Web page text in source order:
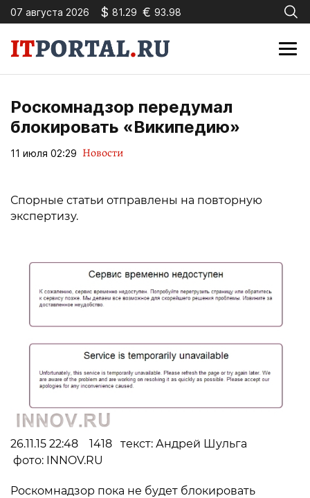
07 августа 2026 $ 81.29 € 93.98
Роскомнадзор передумал
блокировать «Википедию»
11 июля 02:29 Новости
Спорные статьи отправлены на повторную
экспертизу.
26.11.15 22:48 1418 текст: Андрей Шульга
фото: INNOV.RU
Роскомнадзор пока не будет блокировать